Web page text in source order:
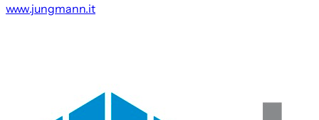
www.jungmann.it